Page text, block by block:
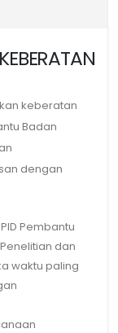
keberatan
Badan
dengan
Pembantu
dan
waktu paling